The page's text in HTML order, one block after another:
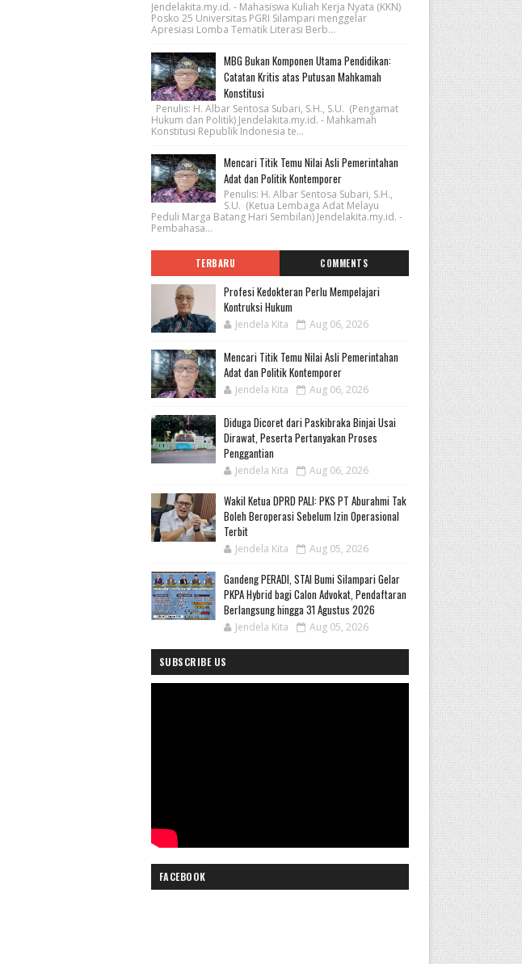
Jendelakita.my.id. - Mahasiswa Kuliah Kerja Nyata (KKN)
Posko 25 Universitas PGRI Silampari menggelar
Apresiasi Lomba Tematik Literasi Berb...
MBG Bukan Komponen Utama Pendidikan:
Catatan Kritis atas Putusan Mahkamah
Konstitusi
Penulis: H. Albar Sentosa Subari, S.H., S.U. (Pengamat
Hukum dan Politik) Jendelakita.my.id. - Mahkamah
Konstitusi Republik Indonesia te...
Mencari Titik Temu Nilai Asli Pemerintahan
Adat dan Politik Kontemporer
Penulis: H. Albar Sentosa Subari, S.H.,
S.U. (Ketua Lembaga Adat Melayu
Peduli Marga Batang Hari Sembilan) Jendelakita.my.id. -
Pembahasa...
TERBARU COMMENTS
Profesi Kedokteran Perlu Mempelajari
Kontruksi Hukum
Jendela Kita Aug 06, 2026
Mencari Titik Temu Nilai Asli Pemerintahan
Adat dan Politik Kontemporer
Jendela Kita Aug 06, 2026
Diduga Dicoret dari Paskibraka Binjai Usai
Dirawat, Peserta Pertanyakan Proses
Penggantian
Jendela Kita Aug 06, 2026
Wakil Ketua DPRD PALI: PKS PT Aburahmi Tak
Boleh Beroperasi Sebelum Izin Operasional
Terbit
Jendela Kita Aug 05, 2026
Gandeng PERADI, STAI Bumi Silampari Gelar
PKPA Hybrid bagi Calon Advokat, Pendaftaran
Berlangsung hingga 31 Agustus 2026
Jendela Kita Aug 05, 2026
SUBSCRIBE US
FACEBOOK